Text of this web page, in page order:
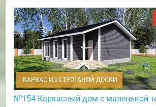
КАРКАС ИЗ СТРОГАНОЙ ДОСКИ
№154 Каркасный дом с маленькой